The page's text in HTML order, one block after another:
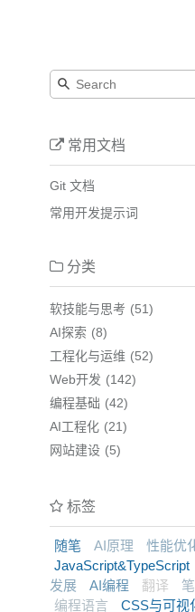
常用文档
Git 文档
常用开发提示词
分类
软技能与思考
51
AI探索
8
工程化与运维
52
Web开发
142
编程基础
42
AI工程化
21
网站建设
5
标签
随笔 AI原理 性能优
JavaScript&TypeScript
发展
AI编程 翻译
编程语言
CSS与可视